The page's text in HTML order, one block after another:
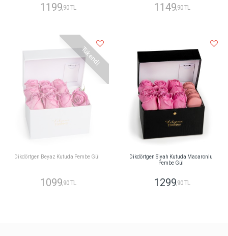
1199 ,90 TL 1149 ,90 TL
Tükendi
Dikdörtgen Beyaz Kutuda Pembe Gül
1099,90 TL
Dikdörtgen Siyah Kutuda Macaronlu
Pembe Gül
1299,90 TL